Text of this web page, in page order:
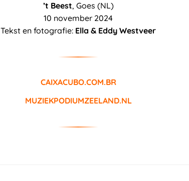
’t Beest, Goes (NL)
10 november 2024
Tekst en fotografie: Ella & Eddy Westveer
CAIXACUBO.COM.BR
MUZIEKPODIUMZEELAND.NL